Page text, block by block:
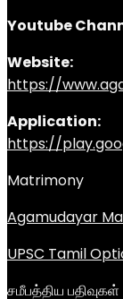
Youtube
Website:
https://
Application:
https://
Matrimony
Agamudayar
UPSC Tamil
சமீபத்திய பதிவுகள்